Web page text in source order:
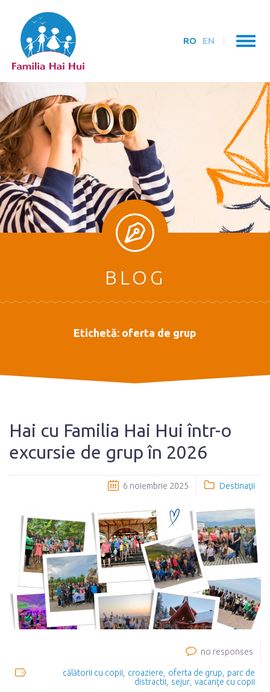
RO EN
BLOG
Etichetă: oferta de grup
Hai cu Familia Hai Hui într-o
excursie de grup în 2026
6 noiembrie 2025 Destinaţii
no responses
călătorii cu copii croaziere oferta de grup
parc de
distractii
sejur vacanţe cu copii